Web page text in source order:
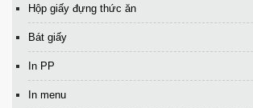
Hộp giấy đựng thức ăn
Bát giấy
In PP
In menu